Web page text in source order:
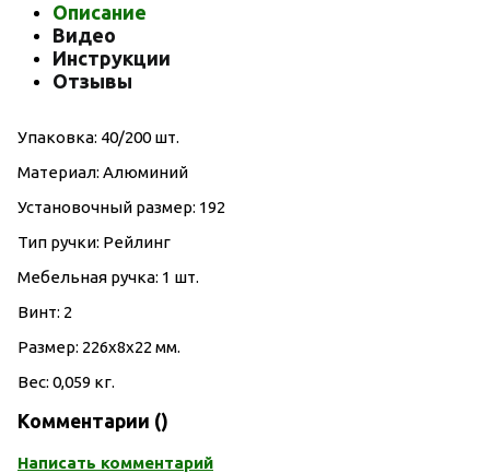
Описание
Видео
Инструкции
Отзывы
Упаковка: 40/200 шт.
Материал: Алюминий
Установочный размер: 192
Тип ручки: Рейлинг
Мебельная ручка: 1 шт.
Винт: 2
Размер: 226х8х22 мм.
Вес: 0,059 кг.
Комментарии ()
Написать комментарий